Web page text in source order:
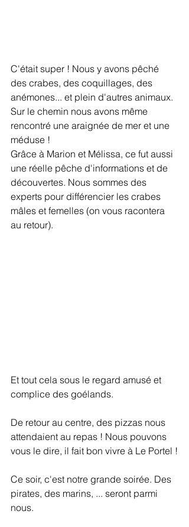
C'était super ! Nous y avons pêché
des crabes, des coquillages, des
anémones... et plein d'autres animaux.
Sur le chemin nous avons même
rencontré une araignée de mer et une
méduse !
Grâce à Marion et Mélissa, ce fut aussi
une réelle pêche d'informations et de
découvertes. Nous sommes des
experts pour différencier les crabes
mâles et femelles (on vous racontera
au retour).
Et tout cela sous le regard amusé et
complice des goélands.
De retour au centre, des pizzas nous
attendaient au repas ! Nous pouvons
vous le dire, il fait bon vivre à Le Portel !
Ce soir, c'est notre grande soirée. Des
pirates, des marins, ... seront parmi
nous.